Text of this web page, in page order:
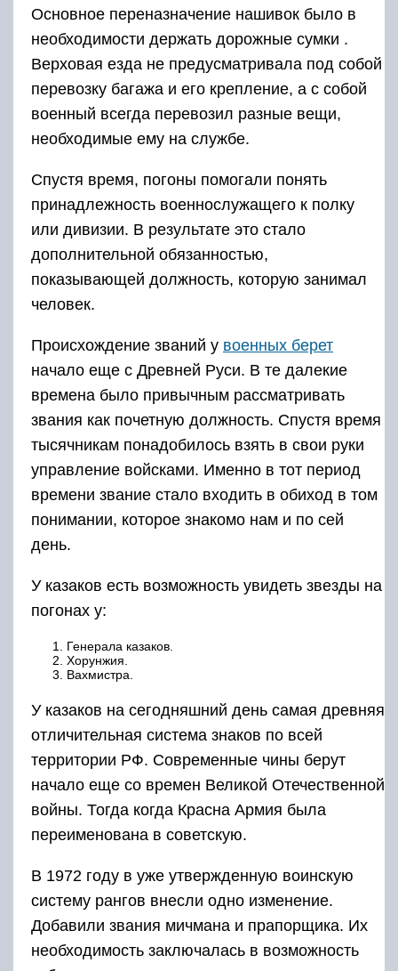
человек.
Происхождение званий увоенных берет
начало еще с Древней Руси. В те далекие
времена было привычным рассматривать
звания как почетную должность. Спустя время
управление войсками. Именно в тот период
времени звание стало входить в обиход в том
понимании, которое знакомо нам и по сей
день.
У казаков есть возможность увидеть звезды на
Генерала казаков.
Хорунжия.
Вахмистра.
У казаков на сегодняшний день самая древняя
отличительная система знаков по всей
территории РФ. Современные чины берут
начало еще со времен Великой Отечественной
войны. Тогда когда Красна Армия была
переименована в советскую.
В 1972 году в уже утвержденную воинскую
систему рангов внесли одно изменение.
Добавили звания мичмана и прапорщика. Их
необходимость заключалась в возможность
практиковалась у сверхсрочников, а также от
побоев и телесных повреждений. Заменять их
на офицеров, руководство страны не
посчитало правильным.
Прапорщики стали работать в сфере
должности:
Старшина роты .